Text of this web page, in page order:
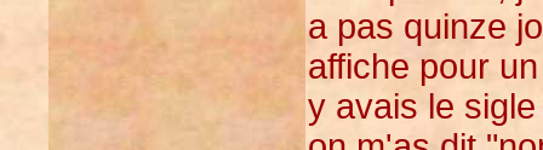
a pas quinze
affiche pour
y avais le